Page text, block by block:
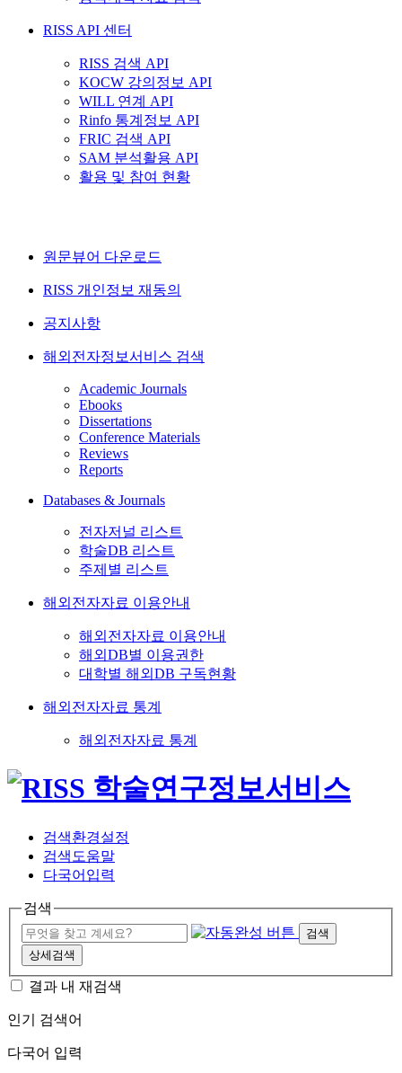
RISS API 센터
RISS 검색 API
KOCW 강의정보 API
WILL 연계 API
Rinfo 통계정보 API
FRIC 검색 API
SAM 분석활용 API
활용 및 참여 현황
원문뷰어 다운로드
RISS 개인정보 재동의
공지사항
해외전자정보서비스 검색
Academic Journals
Ebooks
Dissertations
Conference Materials
Reviews
Reports
Databases & Journals
전자저널 리스트
학술DB 리스트
주제별 리스트
해외전자자료 이용안내
해외전자자료 이용안내
해외DB별 이용권한
대학별 해외DB 구독현황
해외전자자료 통계
해외전자자료 통계
검색환경설정
검색도움말
다국어입력
검색
검색
상세검색
결과 내 재검색
인기 검색어
다국어 입력